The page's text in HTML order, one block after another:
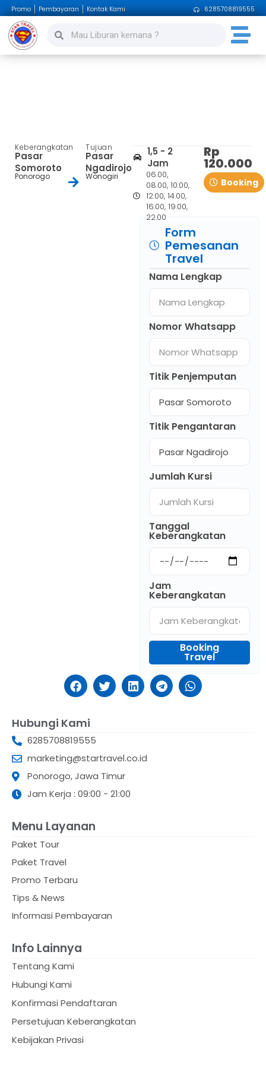
Promo Pembayaran Kontak Kami 6285708819555
Keberangkatan
Pasar
Somoroto
Ponorogo
Tujuan
Pasar
Ngadirojo
Wonogiri
1,5 - 2
Jam
06.00,
08.00, 10.00,
12.00, 14.00,
16.00, 19.00,
22.00
Rp
120.000
Booking
Form
Pemesanan
Travel
Nama Lengkap
Nomor Whatsapp
Titik Penjemputan
Titik Pengantaran
Jumlah Kursi
Tanggal
Keberangkatan
Jam
Keberangkatan
Booking
Travel
Hubungi Kami
6285708819555
marketing@startravel.co.id
Ponorogo, Jawa Timur
Jam Kerja : 09:00 - 21:00
Menu Layanan
Paket Tour
Paket Travel
Promo Terbaru
Tips & News
Informasi Pembayaran
Info Lainnya
Tentang Kami
Hubungi Kami
Konfirmasi Pendaftaran
Persetujuan Keberangkatan
Kebijakan Privasi